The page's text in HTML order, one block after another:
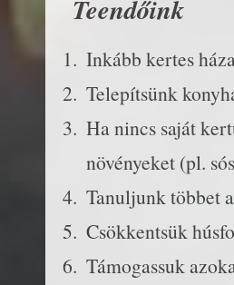
Teendőink
Inkább kertes
Telepítsünk
Ha nincs saját
növényeket (pl.
Tanuljunk többet
Csökkentsük
Támogassuk